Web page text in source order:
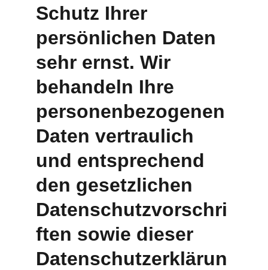
Schutz Ihrer
persönlichen Daten
sehr ernst. Wir
behandeln Ihre
personenbezogenen
Daten vertraulich
und entsprechend
den gesetzlichen
Datenschutzvorschri
ften sowie dieser
Datenschutzerklärun